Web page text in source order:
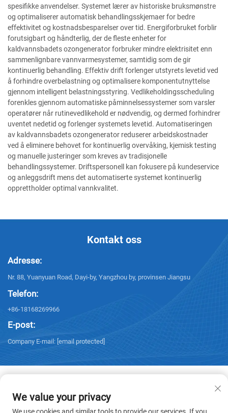
spesifikke anvendelser. Systemet lærer av historiske bruksmønstre
og optimaliserer automatisk behandlingsskjemaer for bedre
effektivitet og kostnadsbesparelser over tid. Energiforbruket forblir
forutsigbart og håndterlig, der de fleste enheter for
kaldvannsbadets ozongenerator forbruker mindre elektrisitet enn
sammenlignbare vannvarmesystemer, samtidig som de gir
kontinuerlig behandling. Effektiv drift forlenger utstyrets levetid ved
å forhindre overbelastning og optimalisere komponentutnyttelse
gjennom intelligent belastningsstyring. Vedlikeholdingsscheduling
forenkles gjennom automatiske påminnelsessystemer som varsler
operatører når rutinevedlikehold er nødvendig, og dermed forhindrer
uventet nedetid og forlenger systemets levetid. Automatiseringen
av kaldvannsbadets ozongenerator reduserer arbeidskostnader
ved å eliminere behovet for kontinuerlig overvåking, kjemisk testing
og manuelle justeringer som kreves av tradisjonelle
behandlingssystemer. Driftspersonell kan fokusere på kundeservice
og anleggsdrift mens det automatiserte systemet kontinuerlig
opprettholder optimal vannkvalitet.
Kontakt oss
Adresse:
Nr. 88, Yuanyuan Road, Dayi-by, Yangzhou by, provinsen Jiangsu
Telefon:
+86-18168269966
E-post:
Company E-mail: [email protected]
Copyright © 2025 Yangzhou Sanxing Technology CO.,LTD. Alle rettigheter
We value your privacy